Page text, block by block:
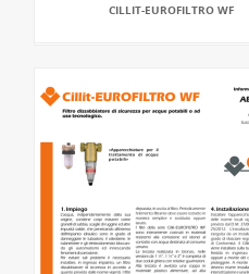
CILLIT-EUROFILTRO WF